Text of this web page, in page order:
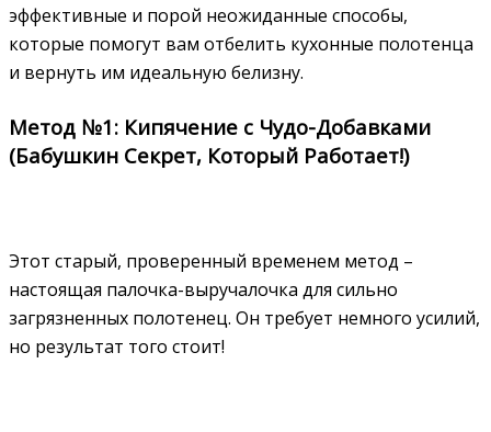
эффективные и порой неожиданные способы,
которые помогут вам отбелить кухонные полотенца
и вернуть им идеальную белизну.
Метод №1: Кипячение с Чудо-Добавками
(Бабушкин Секрет, Который Работает!)
Этот старый, проверенный временем метод –
настоящая палочка-выручалочка для сильно
загрязненных полотенец. Он требует немного усилий,
но результат того стоит!